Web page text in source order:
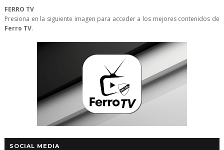
FERRO TV
Presiona en la siguiente imagen para acceder a los mejores contenidos de
Ferro TV.
SOCIAL MEDIA